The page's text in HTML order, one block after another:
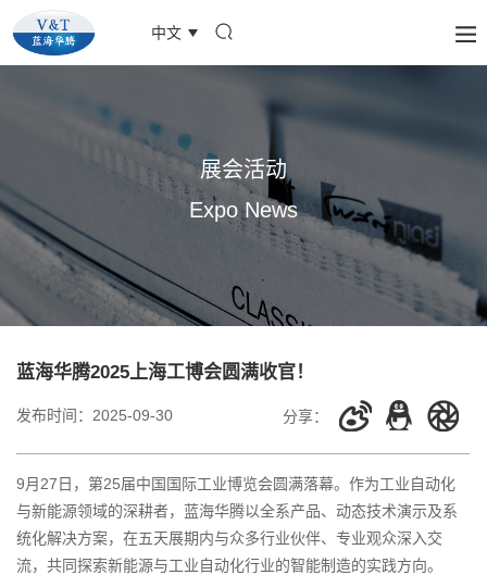
中文
展会活动
Expo News
蓝海华腾2025上海工博会圆满收官！
发布时间： 2025-09-30 分享：
9月27日，第25届中国国际工业博览会圆满落幕。作为工业自动化
与新能源领域的深耕者，蓝海华腾以全系产品、动态技术演示及系
统化解决方案，在五天展期内与众多行业伙伴、专业观众深入交
流，共同探索新能源与工业自动化行业的智能制造的实践方向。